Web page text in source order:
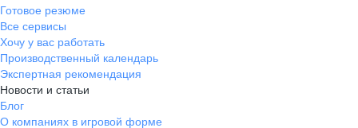
Готовое резюме
Все сервисы
Хочу у вас работать
Производственный календарь
Экспертная рекомендация
Новости и статьи
Блог
О компаниях в игровой форме